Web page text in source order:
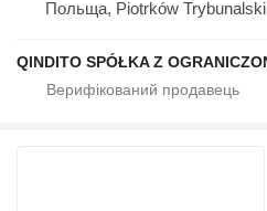
Польща, Piotrków Trybunalski